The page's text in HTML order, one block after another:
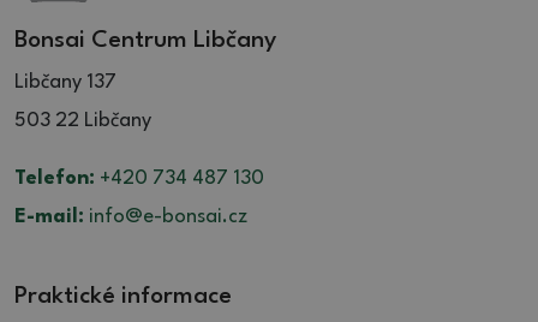
30 (1)
Bonsai Centrum Libčany
Libčany 137
503 22 Libčany
Telefon: +420 734 487 130
E-mail: info@e-bonsai.cz
Praktické informace